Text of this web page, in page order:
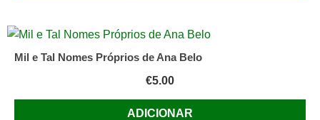
Mil e Tal Nomes Próprios de Ana Belo
€5.00
ADICIONAR